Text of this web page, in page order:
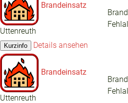
Brandeinsatz
Uttenreuth
Details ansehen
Brandeinsatz
Uttenreuth